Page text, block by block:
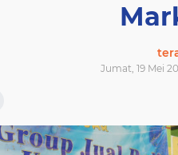
Jumat, 19 Mei